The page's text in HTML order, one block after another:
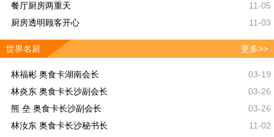
餐厅厨房两重天
11-05
厨房透明顾客开心
11-03
世界名厨 更多>>
林福彬 奥食卡湖南会长
03-19
林炎东 奥食卡长沙副会长
03-26
熊 垒 奥食卡长沙副会长
03-26
林汝东 奥食卡长沙秘书长
11-02